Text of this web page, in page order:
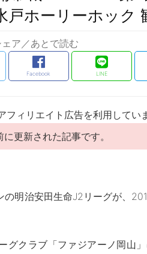
戸ホーリーホック
ア／あとで読む
Facebook LINE
フィリエイト広告を利用してい
に更新された記事です。
の明治安田生命J2リーグが、
グクラブ「ファジアーノ岡山」